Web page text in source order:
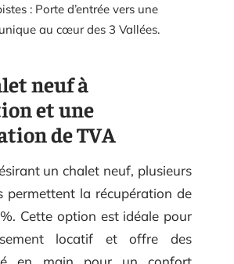
: Porte d’entrée vers une
au cœur des 3 Vallées.
neuf à
et une
de TVA
un chalet neuf, plusieurs
permettent la récupération de
Cette option est idéale pour
locatif et offre des